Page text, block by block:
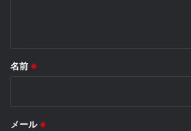
名前 ※
メール※